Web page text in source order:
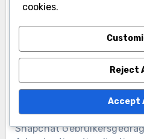
en bereik
Snapchat
Wijzigingen en Best
Effectieve Snapchat Ads:
Snapchat
cookies.
Reject
Accept